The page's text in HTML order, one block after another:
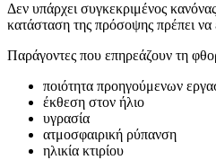
Δεν υπάρχει συγκεκριμένος
κατάσταση της πρόσοψης πρέπει να
Παράγοντες που επηρεάζουν τη
ποιότητα προηγούμενων
έκθεση στον ήλιο
υγρασία
ατμοσφαιρική ρύπανση
ηλικία κτιρίου